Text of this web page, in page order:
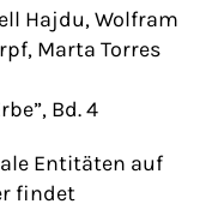
Hajdu, Wolfram
Marta Torres
Bd. 4
Entitäten auf
findet